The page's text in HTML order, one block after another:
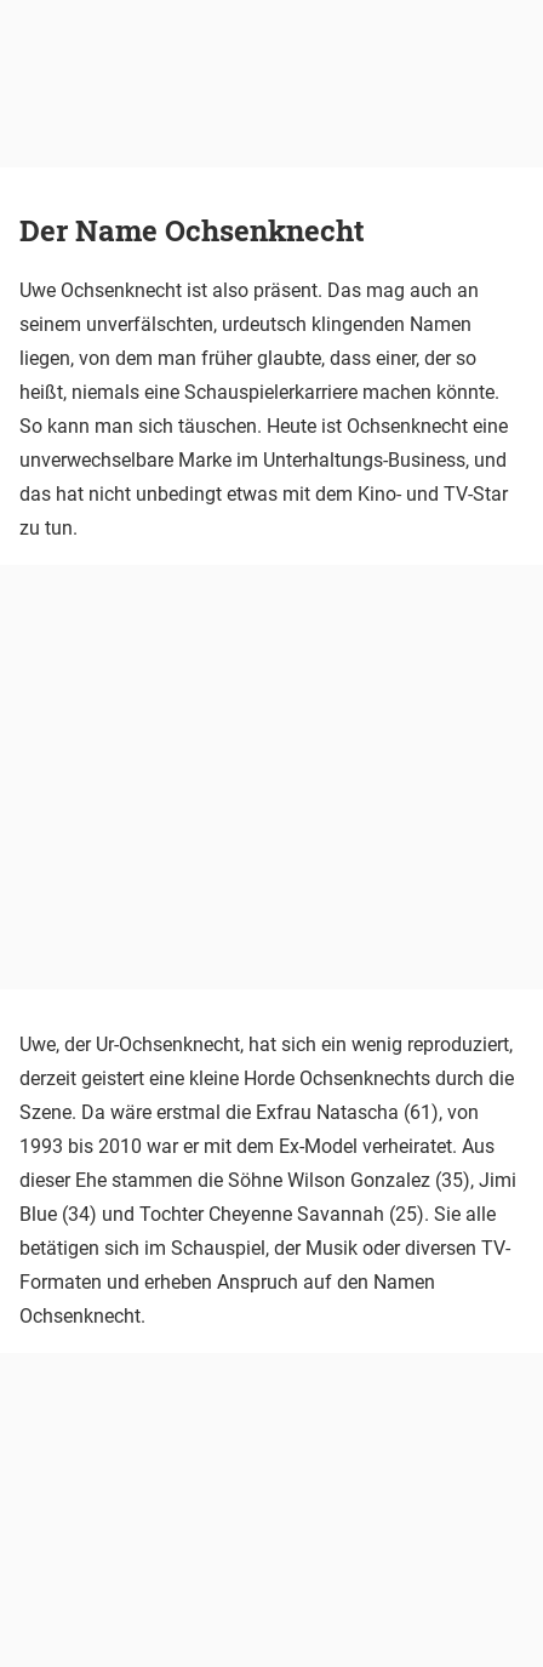
Der Name Ochsenknecht
Uwe Ochsenknecht ist also präsent. Das mag auch an
seinem unverfälschten, urdeutsch klingenden Namen
liegen, von dem man früher glaubte, dass einer, der so
heißt, niemals eine Schauspielerkarriere machen könnte.
So kann man sich täuschen. Heute ist Ochsenknecht eine
unverwechselbare Marke im Unterhaltungs-Business, und
das hat nicht unbedingt etwas mit dem Kino- und TV-Star
zu tun.
Uwe, der Ur-Ochsenknecht, hat sich ein wenig reproduziert,
derzeit geistert eine kleine Horde Ochsenknechts durch die
Szene. Da wäre erstmal die Exfrau Natascha (61), von
1993 bis 2010 war er mit dem Ex-Model verheiratet. Aus
dieser Ehe stammen die Söhne Wilson Gonzalez (35), Jimi
Blue (34) und Tochter Cheyenne Savannah (25). Sie alle
betätigen sich im Schauspiel, der Musik oder diversen TV-
Formaten und erheben Anspruch auf den Namen
Ochsenknecht.